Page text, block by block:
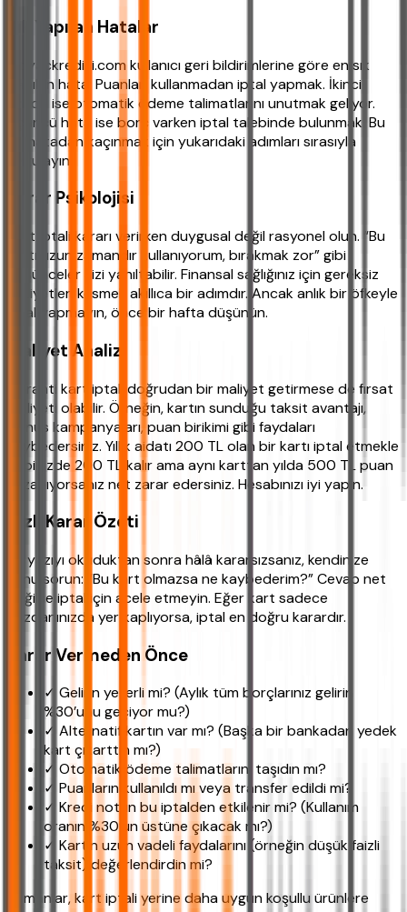
Sık Yapılan Hatalar
ihtiyackredisi.com kullanıcı geri bildirimlerine göre en sık
yapılan hata: Puanları kullanmadan iptal yapmak. İkinci
sırada ise otomatik ödeme talimatlarını unutmak geliyor.
Üçüncü hata ise borç varken iptal talebinde bulunmak. Bu
üç hatadan kaçınmak için yukarıdaki adımları sırasıyla
uygulayın.
Karar Psikolojisi
Kart iptali kararı verirken duygusal değil rasyonel olun. “Bu
kartı uzun zamandır kullanıyorum, bırakmak zor” gibi
düşünceler sizi yanıltabilir. Finansal sağlığınız için gereksiz
maliyetleri kesmek akıllıca bir adımdır. Ancak anlık bir öfkeyle
iptal yapmayın, önce bir hafta düşünün.
Maliyet Analizi
Garanti kart iptali doğrudan bir maliyet getirmese de fırsat
maliyeti olabilir. Örneğin, kartın sunduğu taksit avantajı,
bonus kampanyaları, puan birikimi gibi faydaları
kaybedersiniz. Yıllık aidatı 200 TL olan bir kartı iptal etmekle
cebinizde 200 TL kalır ama aynı karttan yılda 500 TL puan
kazanıyorsanız net zarar edersiniz. Hesabınızı iyi yapın.
Hızlı Karar Özeti
Bu yazıyı okuduktan sonra hâlâ kararsızsanız, kendinize
şunu sorun: “Bu kart olmazsa ne kaybederim?” Cevap net
değilse iptal için acele etmeyin. Eğer kart sadece
cüzdanınızda yer kaplıyorsa, iptal en doğru karardır.
Karar Vermeden Önce
✓ Gelirin yeterli mi? (Aylık tüm borçlarınız gelirin
%30’unu geçiyor mu?)
✓ Alternatif kartın var mı? (Başka bir bankadan yedek
kart çıkarttın mı?)
✓ Otomatik ödeme talimatlarını taşıdın mı?
✓ Puanların kullanıldı mı veya transfer edildi mi?
✓ Kredi notun bu iptalden etkilenir mi? (Kullanım
oranın %30’un üstüne çıkacak mı?)
✓ Kartın uzun vadeli faydalarını (örneğin düşük faizli
taksit) değerlendirdin mi?
Uzmanlar, kart iptali yerine daha uygun koşullu ürünlere